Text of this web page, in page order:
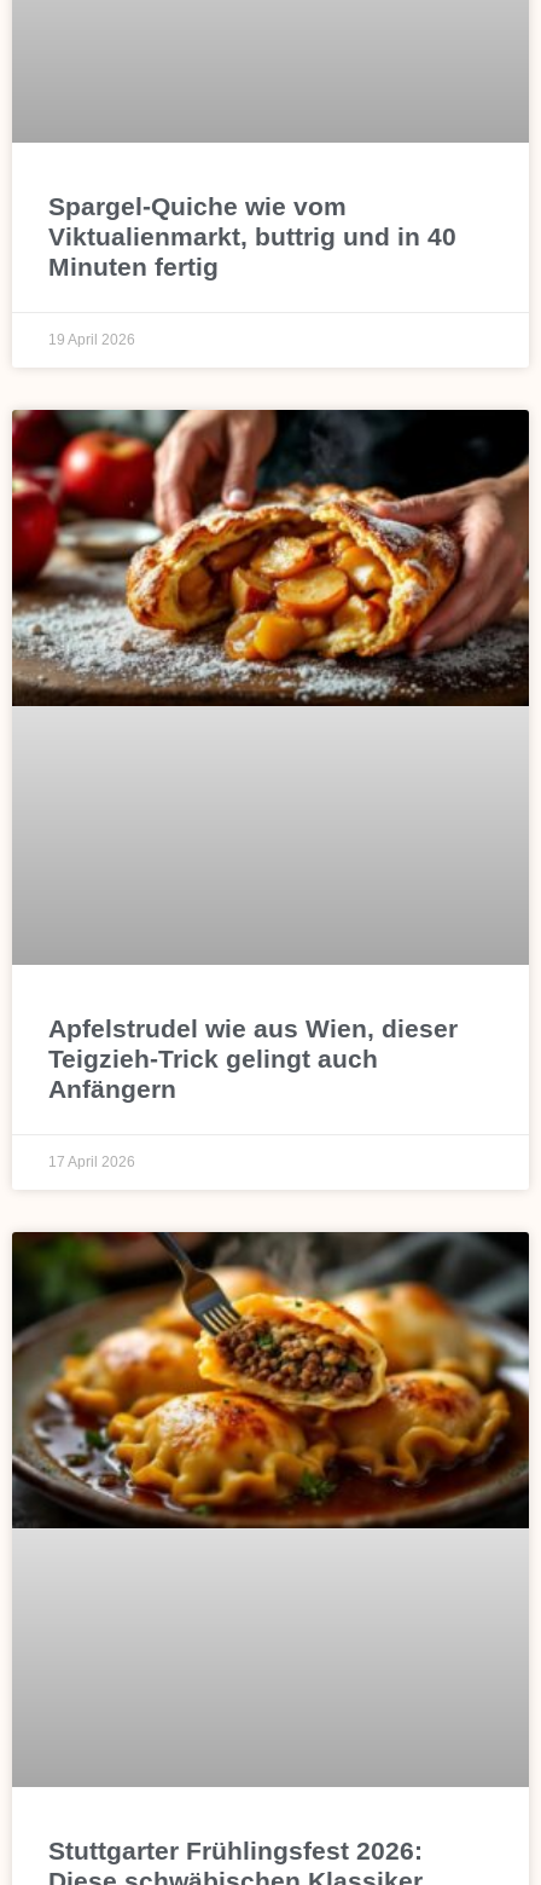
Spargel-Quiche wie vom
Viktualienmarkt, buttrig und in 40
Minuten fertig
19 April 2026
Apfelstrudel wie aus Wien, dieser
Teigzieh-Trick gelingt auch
Anfängern
17 April 2026
Stuttgarter Frühlingsfest 2026: